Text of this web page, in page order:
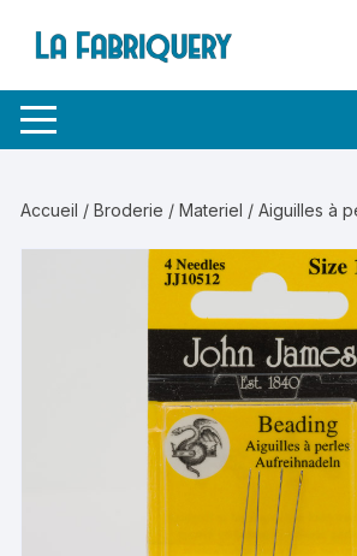
Accueil /Broderie /Materiel / Aiguilles à